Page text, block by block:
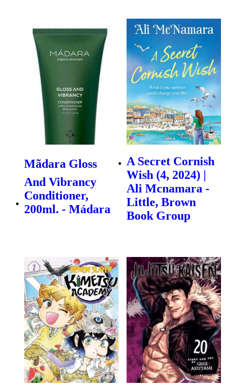
Mãdara Gloss
And Vibrancy
Conditioner,
200ml. - Mádara
A Secret Cornish
Wish (4, 2024) |
Ali Mcnamara -
Little, Brown
Book Group